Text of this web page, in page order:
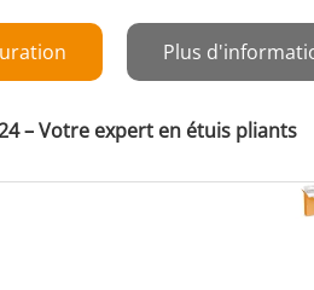
Plus
– Votre expert en étuis pliants